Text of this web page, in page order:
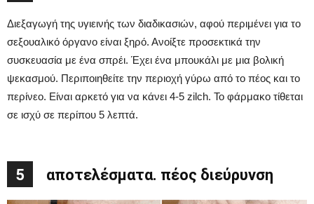
Διεξαγωγή της υγιεινής των διαδικασιών, αφού περιμένει για το
σεξουαλικό όργανο είναι ξηρό. Ανοίξτε προσεκτικά την
συσκευασία με ένα σπρέι. Έχει ένα μπουκάλι με μια βολική
ψεκασμού. Περιποιηθείτε την περιοχή γύρω από το πέος και το
περίνεο. Είναι αρκετό για να κάνει 4-5 zilch. Το φάρμακο τίθεται
σε ισχύ σε περίπου 5 λεπτά.
5 αποτελέσματα. πέος διεύρυνση